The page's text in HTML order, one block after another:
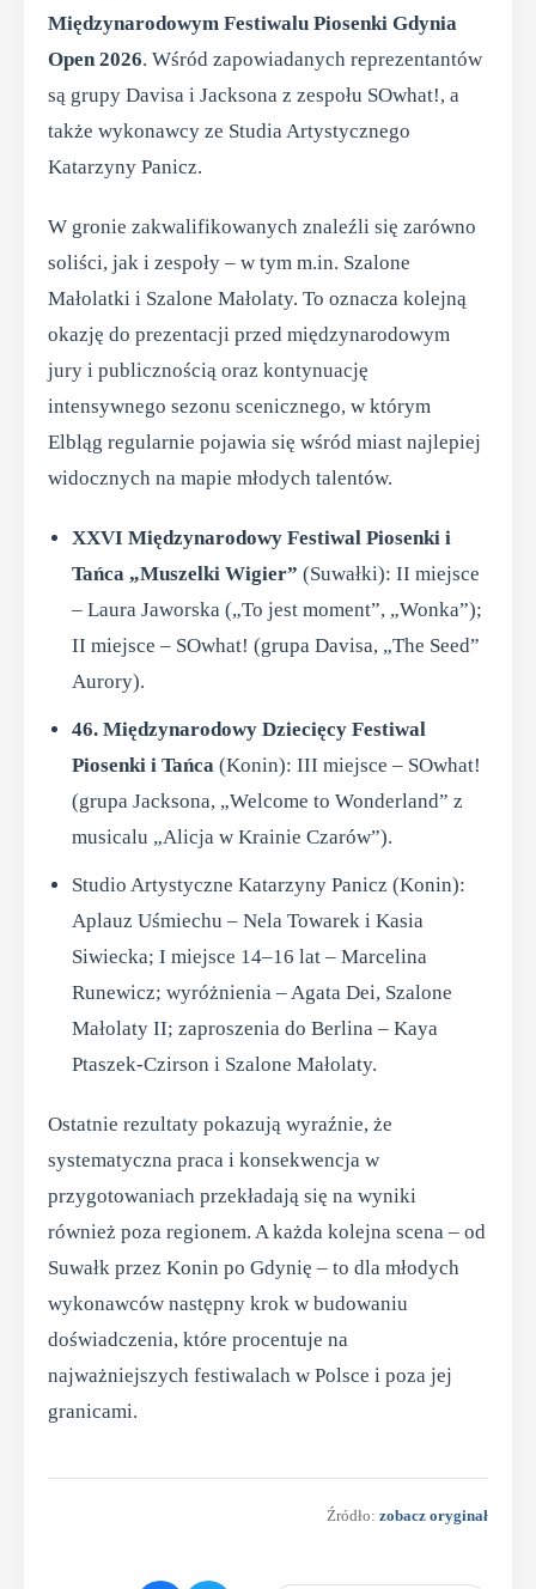
Międzynarodowym Festiwalu Piosenki Gdynia
Open 2026. Wśród zapowiadanych reprezentantów
są grupy Davisa i Jacksona z zespołu SOwhat!, a
także wykonawcy ze Studia Artystycznego
Katarzyny Panicz.
W gronie zakwalifikowanych znaleźli się zarówno
soliści, jak i zespoły – w tym m.in. Szalone
Małolatki i Szalone Małolaty. To oznacza kolejną
okazję do prezentacji przed międzynarodowym
jury i publicznością oraz kontynuację
intensywnego sezonu scenicznego, w którym
Elbląg regularnie pojawia się wśród miast najlepiej
widocznych na mapie młodych talentów.
XXVI Międzynarodowy Festiwal Piosenki i
Tańca „Muszelki Wigier” (Suwałki): II miejsce
– Laura Jaworska („To jest moment”, „Wonka”);
II miejsce – SOwhat! (grupa Davisa, „The Seed”
Aurory).
46. Międzynarodowy Dziecięcy Festiwal
Piosenki i Tańca (Konin): III miejsce – SOwhat!
(grupa Jacksona, „Welcome to Wonderland” z
musicalu „Alicja w Krainie Czarów”).
Studio Artystyczne Katarzyny Panicz (Konin):
Aplauz Uśmiechu – Nela Towarek i Kasia
Siwiecka; I miejsce 14–16 lat – Marcelina
Runewicz; wyróżnienia – Agata Dei, Szalone
Małolaty II; zaproszenia do Berlina – Kaya
Ptaszek-Czirson i Szalone Małolaty.
Ostatnie rezultaty pokazują wyraźnie, że
systematyczna praca i konsekwencja w
przygotowaniach przekładają się na wyniki
również poza regionem. A każda kolejna scena – od
Suwałk przez Konin po Gdynię – to dla młodych
wykonawców następny krok w budowaniu
doświadczenia, które procentuje na
najważniejszych festiwalach w Polsce i poza jej
granicami.
Źródło: zobacz oryginał